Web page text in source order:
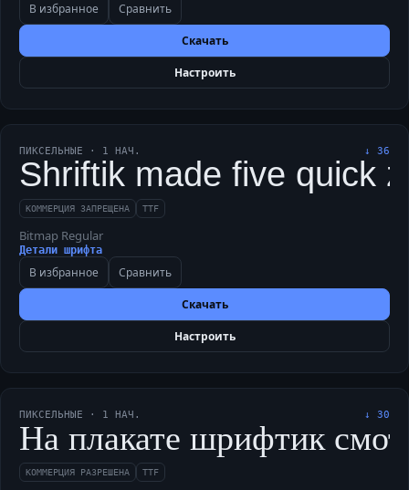
В избранное Сравнить
Скачать
Настроить
ПИКСЕЛЬНЫЕ · 1 НАЧ. ↓ 36
Shriftik made five quick
КОММЕРЦИЯ ЗАПРЕЩЕНА TTF
Bitmap Regular
Детали шрифта
В избранное Сравнить
Скачать
Настроить
ПИКСЕЛЬНЫЕ · 1 НАЧ. ↓ 30
На плакате шрифтик
КОММЕРЦИЯ РАЗРЕШЕНА TTF